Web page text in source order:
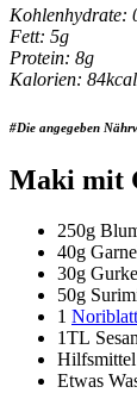
Kohlenhydrate:
Fett: 5g
Protein: 8g
Kalorien: 84kcal
#Die angegeben
Maki mit
250g
40g
30g Gurke
50g
1 Noriblatt
1TL
Etwas